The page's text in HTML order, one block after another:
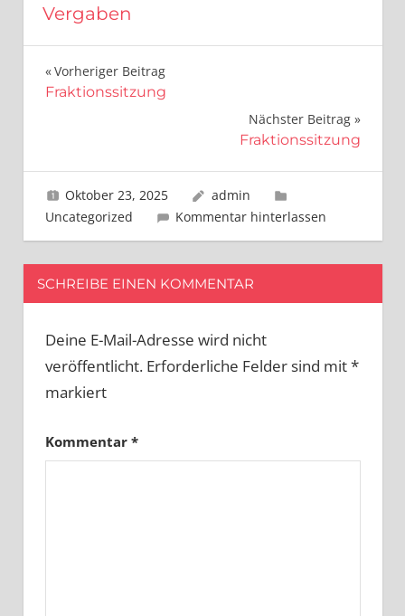
Vergaben
Beitragsnavigation
Vorheriger Beitrag
Fraktionssitzung
Nächster Beitrag
Fraktionssitzung
Oktober 23, 2025
admin
Uncategorized
Kommentar hinterlassen
SCHREIBE EINEN KOMMENTAR
Deine E-Mail-Adresse wird nicht
veröffentlicht. Erforderliche Felder sind mit*
markiert
Kommentar *